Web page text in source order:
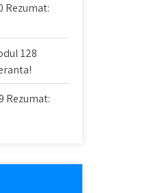
Rezumat:
128
Rezumat: